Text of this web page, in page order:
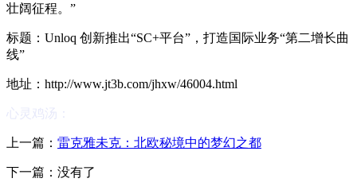
壮阔征程。”
标题：Unloq 创新推出“SC+平台”，打造国际业务“第二增长曲
线”
地址：http://www.jt3b.com/jhxw/46004.html
心灵鸡汤：
上一篇： 雷克雅未克：北欧秘境中的梦幻之都
下一篇：没有了